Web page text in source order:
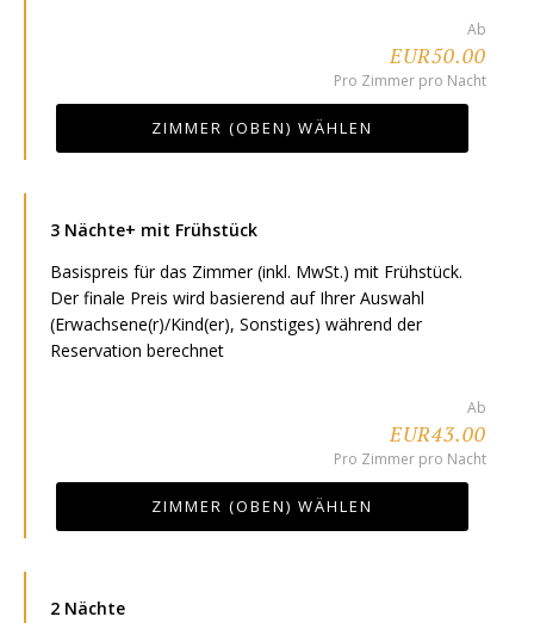
Ab
EUR50.00
Pro Zimmer pro Nacht
ZIMMER (OBEN) WÄHLEN
3 Nächte+ mit Frühstück
Basispreis für das Zimmer (inkl. MwSt.) mit Frühstück.
Der finale Preis wird basierend auf Ihrer Auswahl
(Erwachsene(r)/Kind(er), Sonstiges) während der
Reservation berechnet
Ab
EUR43.00
Pro Zimmer pro Nacht
ZIMMER (OBEN) WÄHLEN
2 Nächte